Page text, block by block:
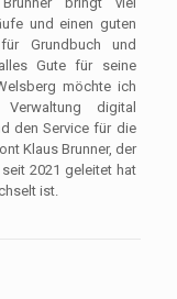
und einen guten
Grundbuch und
Gute für seine
möchte ich
digital
den Service für die
Klaus Brunner, der
2021 geleitet hat
ist.